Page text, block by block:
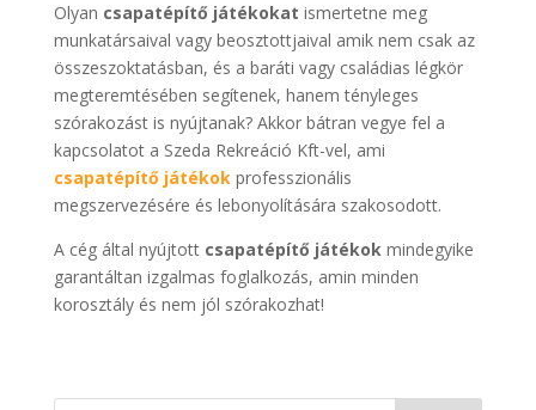
Olyan csapatépítő játékokat ismertetne meg
munkatársaival vagy beosztottjaival amik nem csak az
összeszoktatásban, és a baráti vagy családias légkör
megteremtésében segítenek, hanem tényleges
szórakozást is nyújtanak? Akkor bátran vegye fel a
kapcsolatot a Szeda Rekreáció Kft-vel, ami
csapatépítő játékokprofesszionális
megszervezésére és lebonyolítására szakosodott.
A cég által nyújtott csapatépítő játékokmindegyike
garantáltan izgalmas foglalkozás, amin minden
korosztály és nem jól szórakozhat!